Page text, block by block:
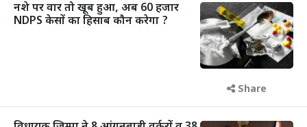
नशे पर वार तो खूब हुआ, अब 60 हजार
NDPS केसों का हिसाब कौन करेगा ?
Share